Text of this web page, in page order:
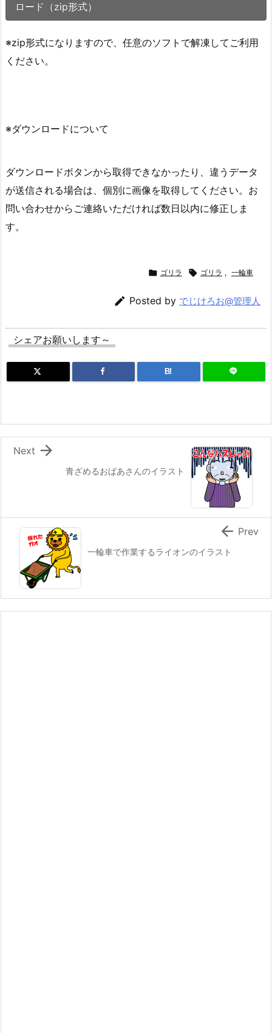
ロード（zip形式）
※zip形式になりますので、任意のソフトで解凍してご利用
ください。
※ダウンロードについて
ダウンロードボタンから取得できなかったり、違うデータ
が送信される場合は、個別に画像を取得してください。お
問い合わせからご連絡いただければ数日以内に修正しま
す。
 ゴリラ  ゴリラ , 一輪車
 Posted by でじけろお@管理人
シェアお願いします～
B!
青ざめるおばあさんのイラスト

Next
一輪車で作業するライオンのイラスト
 Prev